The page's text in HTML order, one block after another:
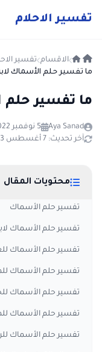
تفسير الاحلام
الاقسام تفسير
ما تفسير حلم الأسماك
ما تفسير حلم
Aya Sanad 5 نوفمبر 2022
آخر تحديث: 7 أغسطس 2023
محتويات المقال
تفسير حلم الأسماك
تفسير حلم الأسماك
تفسير حلم الأسماك
تفسير حلم الأسماك
تفسير حلم الأسماك
تفسير حلم الأسماك
تفسير حلم الأسماك